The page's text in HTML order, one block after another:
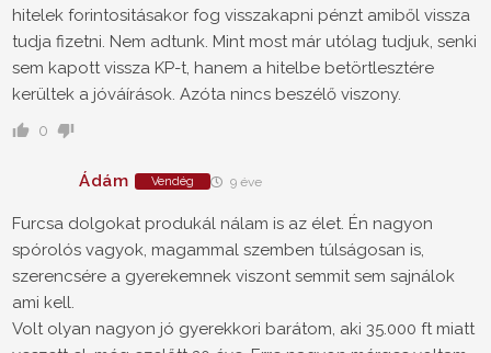
hitelek forintositásakor fog visszakapni pénzt amiből vissza
tudja fizetni. Nem adtunk. Mint most már utólag tudjuk, senki
sem kapott vissza KP-t, hanem a hitelbe betörtlesztére
kerültek a jóváírások. Azóta nincs beszélő viszony.
0
Ádám Vendég 9 éve
Furcsa dolgokat produkál nálam is az élet. Én nagyon
spórolós vagyok, magammal szemben túlságosan is,
szerencsére a gyerekemnek viszont semmit sem sajnálok
ami kell.
Volt olyan nagyon jó gyerekkori barátom, aki 35.000 ft miatt